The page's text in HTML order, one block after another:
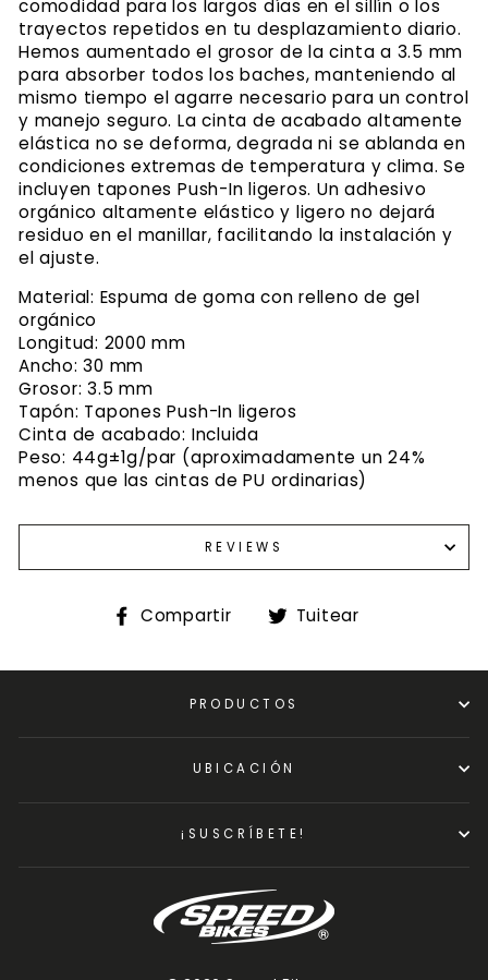
comodidad para los largos días en el sillín o los
trayectos repetidos en tu desplazamiento diario.
Hemos aumentado el grosor de la cinta a 3.5 mm
para absorber todos los baches, manteniendo al
mismo tiempo el agarre necesario para un control
y manejo seguro. La cinta de acabado altamente
elástica no se deforma, degrada ni se ablanda en
condiciones extremas de temperatura y clima. Se
incluyen tapones Push-In ligeros. Un adhesivo
orgánico altamente elástico y ligero no dejará
residuo en el manillar, facilitando la instalación y
el ajuste.
Material: Espuma de goma con relleno de gel
orgánico
Longitud: 2000 mm
Ancho: 30 mm
Grosor: 3.5 mm
Tapón: Tapones Push-In ligeros
Cinta de acabado: Incluida
Peso: 44g±1g/par (aproximadamente un 24%
menos que las cintas de PU ordinarias)
REVIEWS
Compartir
Compartir
Tuitear
PRODUCTOS
UBICACIÓN
¡SUSCRÍBETE!